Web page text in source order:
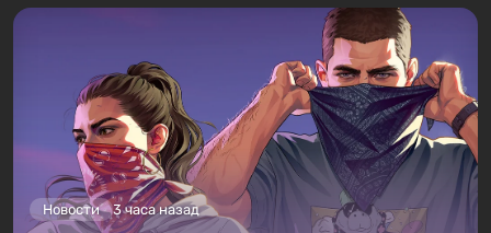
Новости 3 часа назад